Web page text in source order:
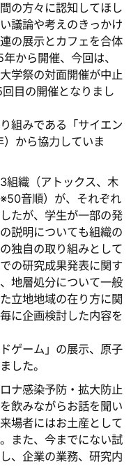
の方々に認知してほし
議論や考えのきっかけ
の展示とカフェを合体
から開催、今回は、
学祭の対面開催が中止
目の開催となりまし
組みである「サイエン
から協力していま
織（アトックス、木
音順）が、それぞれ
たが、学生が一部の発
説明についても組織の
独自の取り組みとして
の研究成果発表に関す
地層処分について一般
立地地域の在り方に関
に企画検討した内容を
ゲーム」の展示、原子
した。
ナ感染予防・拡大防止
飲みながらお話を聞い
場者にはお土産として
また、今までにない試
、企業の業務、研究内